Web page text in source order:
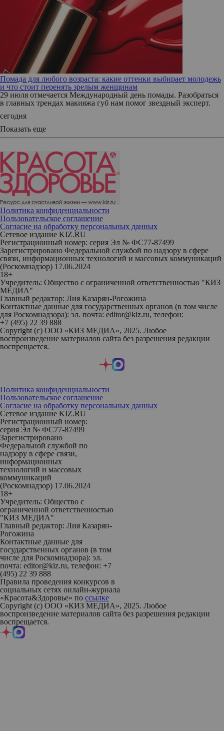
Помада для любого возраста: какие оттенки выбирает молодежь
и что стоит перенять зрелым женщинам
29 июля отмечается Международный день помады. Разобраться
в главных трендах макияжа губ нам помог звездный эксперт.
сегодня
Показать еще
Политика конфиденциальности
Пользовательское соглашение
Согласие на обработку персональных данных
Сетевое издание KIZ.RU
Регистрационный номер: серия Эл № ФС77-87499
Зарегистрировано Федеральной службой по надзору в сфере
связи, информационных технологий и массовых коммуникаций
(Роскомнадзор) 17.06.2024
18+
Учредитель: Общество с ограниченной ответственностью "КИЗ
МЕДИА"
Главный редактор: Лия Казарян-Рогожина
Контактные данные для государственных органов (в том числе
для Роскомнадзора): эл. почта: editor@kiz.ru, телефон:
+7 (495) 22 39 888
Copyright (с) ООО «КИЗ МЕДИА», 2025. Любое
воспроизведение материалов сайта без разрешения редакции
воспрещается.
Политика конфиденциальности
Пользовательское соглашение
Согласие на обработку персональных данных
Сетевое издание KIZ.RU
Регистрационный номер:
серия Эл № ФС77-87499
Зарегистрировано
Федеральной службой по
надзору в сфере связи,
информационных
технологий и массовых
коммуникаций
(Роскомнадзор) 17.06.2024
18+
Учредитель: Общество с
ограниченной ответственностью
"КИЗ МЕДИА"
Главный редактор: Лия Казарян-
Рогожина
Контактные данные для
государственных органов (в том
числе для Роскомнадзора): эл.
почта: editor@kiz.ru, телефон: +7
(495) 22 39 888
Правила проведения конкурсов в
социальных сетях онлайн-журнала
«Красота&Здоровье» по ссылке
Copyright (с) ООО «КИЗ МЕДИА», 2025. Любое
воспроизведение материалов сайта без разрешения редакции
воспрещается.